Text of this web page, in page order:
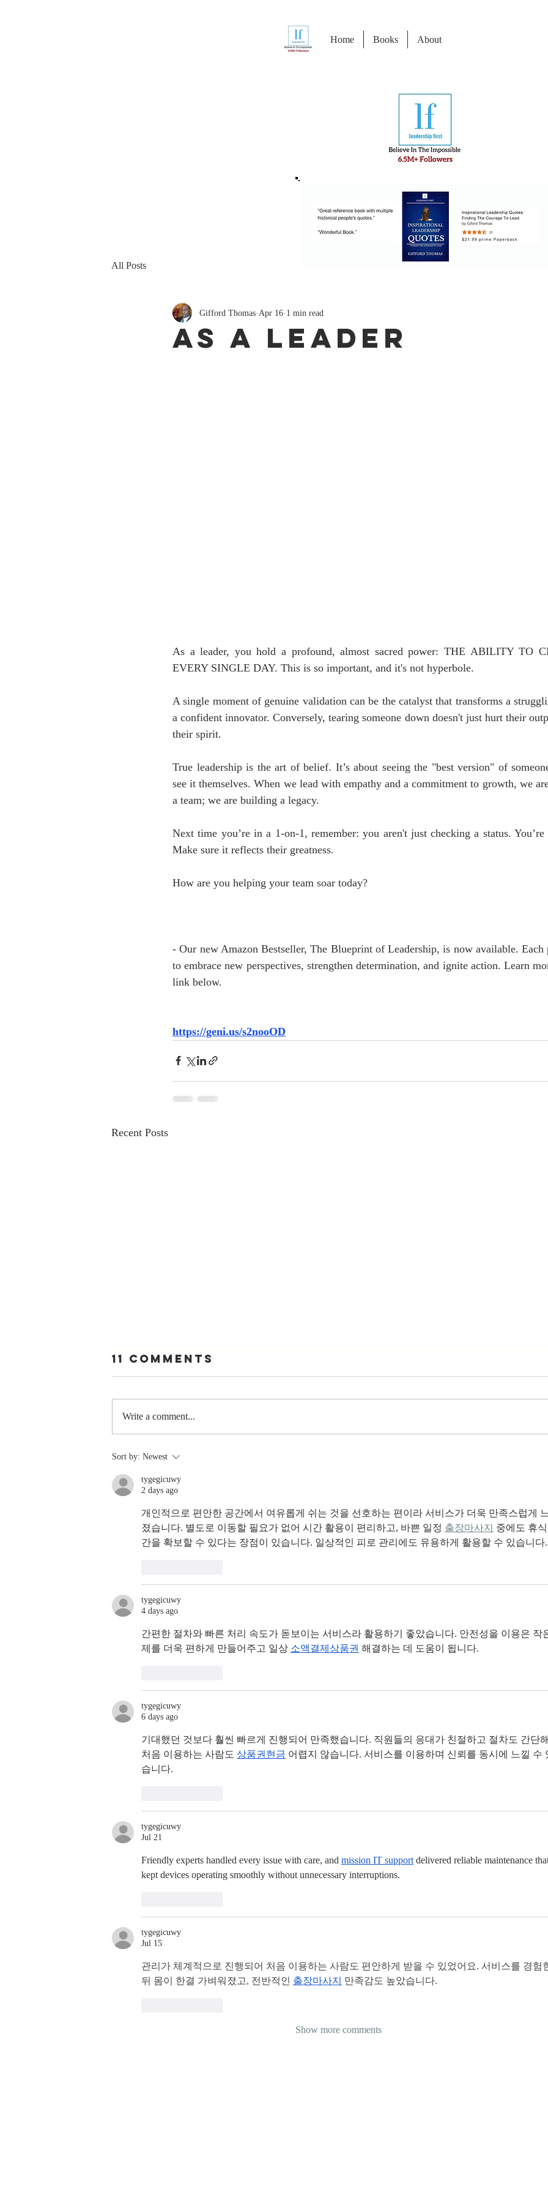
Home Books About
All Posts
As A Leader
Gifford Thomas Apr 16 1 min read
As a leader, you hold a profound, almost sacred power: THE ABILITY TO
EVERY SINGLE DAY. This is so important, and it's not hyperbole.
A single moment of genuine validation can be the catalyst that transforms a
a confident innovator. Conversely, tearing someone down doesn't just hurt their
their spirit.
True leadership is the art of belief. It’s about seeing the "best version" of
see it themselves. When we lead with empathy and a commitment to growth, we
a team; we are building a legacy.
Next time you’re in a 1-on-1, remember: you aren't just checking a status.
Make sure it reflects their greatness.
How are you helping your team soar today?
- Our new Amazon Bestseller, The Blueprint of Leadership, is now available. Each
to embrace new perspectives, strengthen determination, and ignite action. Learn
link below.
https://geni.us/s2nooOD
Recent Posts
Stay
Never Stop
Learning and
Listening
Stop Leading
11 Comments
Write a comment...
Sort by: Newest
tygegicuwy
2 days ago
개인적으로 편안한 공간에서 여유롭게 쉬는 것을 선호하는 편이라 서비스가 더욱 만족스럽게
졌습니다. 별도로 이동할 필요가 없어 시간 활용이 편리하고, 바쁜 일정 출장마사지
중에도 휴식
간을 확보할 수 있다는 장점이 있습니다. 일상적인 피로 관리에도 유용하게 활용할 수 있습니다.
tygegicuwy
4 days ago
간편한 절차와 빠른 처리 속도가 돋보이는 서비스라 활용하기 좋았습니다. 안전성을 이용은 작
제를 더욱 편하게 만들어주고 일상 소액결제상품권 해결하는 데 도움이 됩니다.
tygegicuwy
6 days ago
기대했던 것보다 훨씬 빠르게 진행되어 만족했습니다. 직원들의 응대가 친절하고 절차도 간단
처음 이용하는 사람도 상품권현금 어렵지 않습니다. 서비스를 이용하며 신뢰를 동시에 느낄 수
습니다.
tygegicuwy
Jul 21
Friendly experts handled every issue with care, and mission IT support delivered reliable maintenance
kept devices operating smoothly without unnecessary interruptions.
tygegicuwy
Jul 15
관리가 체계적으로 진행되어 처음 이용하는 사람도 편안하게 받을 수 있었어요. 서비스를 경험
뒤 몸이 한결 가벼워졌고, 전반적인 출장마사지 만족감도 높았습니다.
Show more comments